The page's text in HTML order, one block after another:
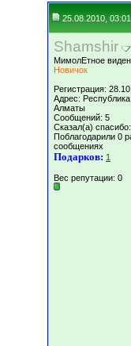
25.08.2010, 03:01
Shamshir
МимолЕтное
Новичок
Регистрация:
Адрес: Республика
Алматы
Сообщений: 5
Сказал(а)
Поблагодарили 0
сообщениях
Подарков: 1
Вес репутации: 0